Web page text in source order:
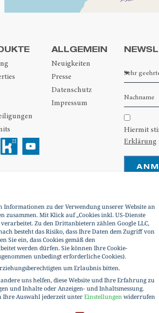
ALLGEMEIN
Neuigkeiten
Presse
Datenschutz
Impressum
Hiermit
Erklärung
zu der Verwendung unserer Website an
Mit Klick auf „Cookies inkl. US-Dienste
Zu den Drittanbietern zählen Google LLC,
besteht das Risiko, dass Ihre Daten dem Zugriff von
Sie ein, dass Cookies gemäß den
werden dürfen. Sie können Ihre Cookie-
unbedingt erforderliche Cookies).
um Erlaubnis bitten.
uns helfen, diese Website und Ihre Erfahrung zu
und Inhalte oder Anzeigen- und Inhaltsmessung.
Ihre Auswahl jederzeit unterEinstellungenwiderrufen